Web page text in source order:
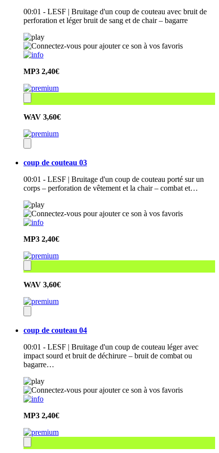
00:01 - LESF | Bruitage d'un coup de couteau avec bruit de
perforation et léger bruit de sang et de chair – bagarre
MP3 2,40€
WAV 3,60€
coup de couteau 03
00:01 - LESF | Bruitage d'un coup de couteau porté sur un
corps – perforation de vêtement et la chair – combat et…
MP3 2,40€
WAV 3,60€
coup de couteau 04
00:01 - LESF | Bruitage d'un coup de couteau léger avec
impact sourd et bruit de déchirure – bruit de combat ou
bagarre…
MP3 2,40€